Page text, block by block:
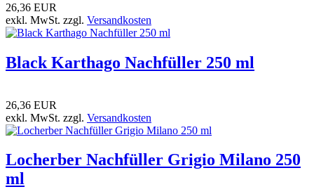
26,36 EUR
exkl. MwSt. zzgl. Versandkosten
Black Karthago Nachfüller 250 ml
26,36 EUR
exkl. MwSt. zzgl. Versandkosten
Locherber Nachfüller Grigio Milano 250
ml